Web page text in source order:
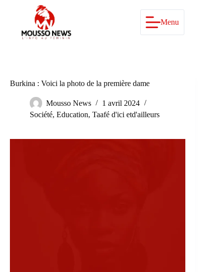
Menu
Burkina : Voici la photo de la première dame
Mousso News
1 avril 2024
Société, Education, Taafé d'ici etd'ailleurs